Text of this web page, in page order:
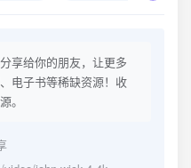
享给你的朋友，让更多
电子书等稀缺资源！收
。